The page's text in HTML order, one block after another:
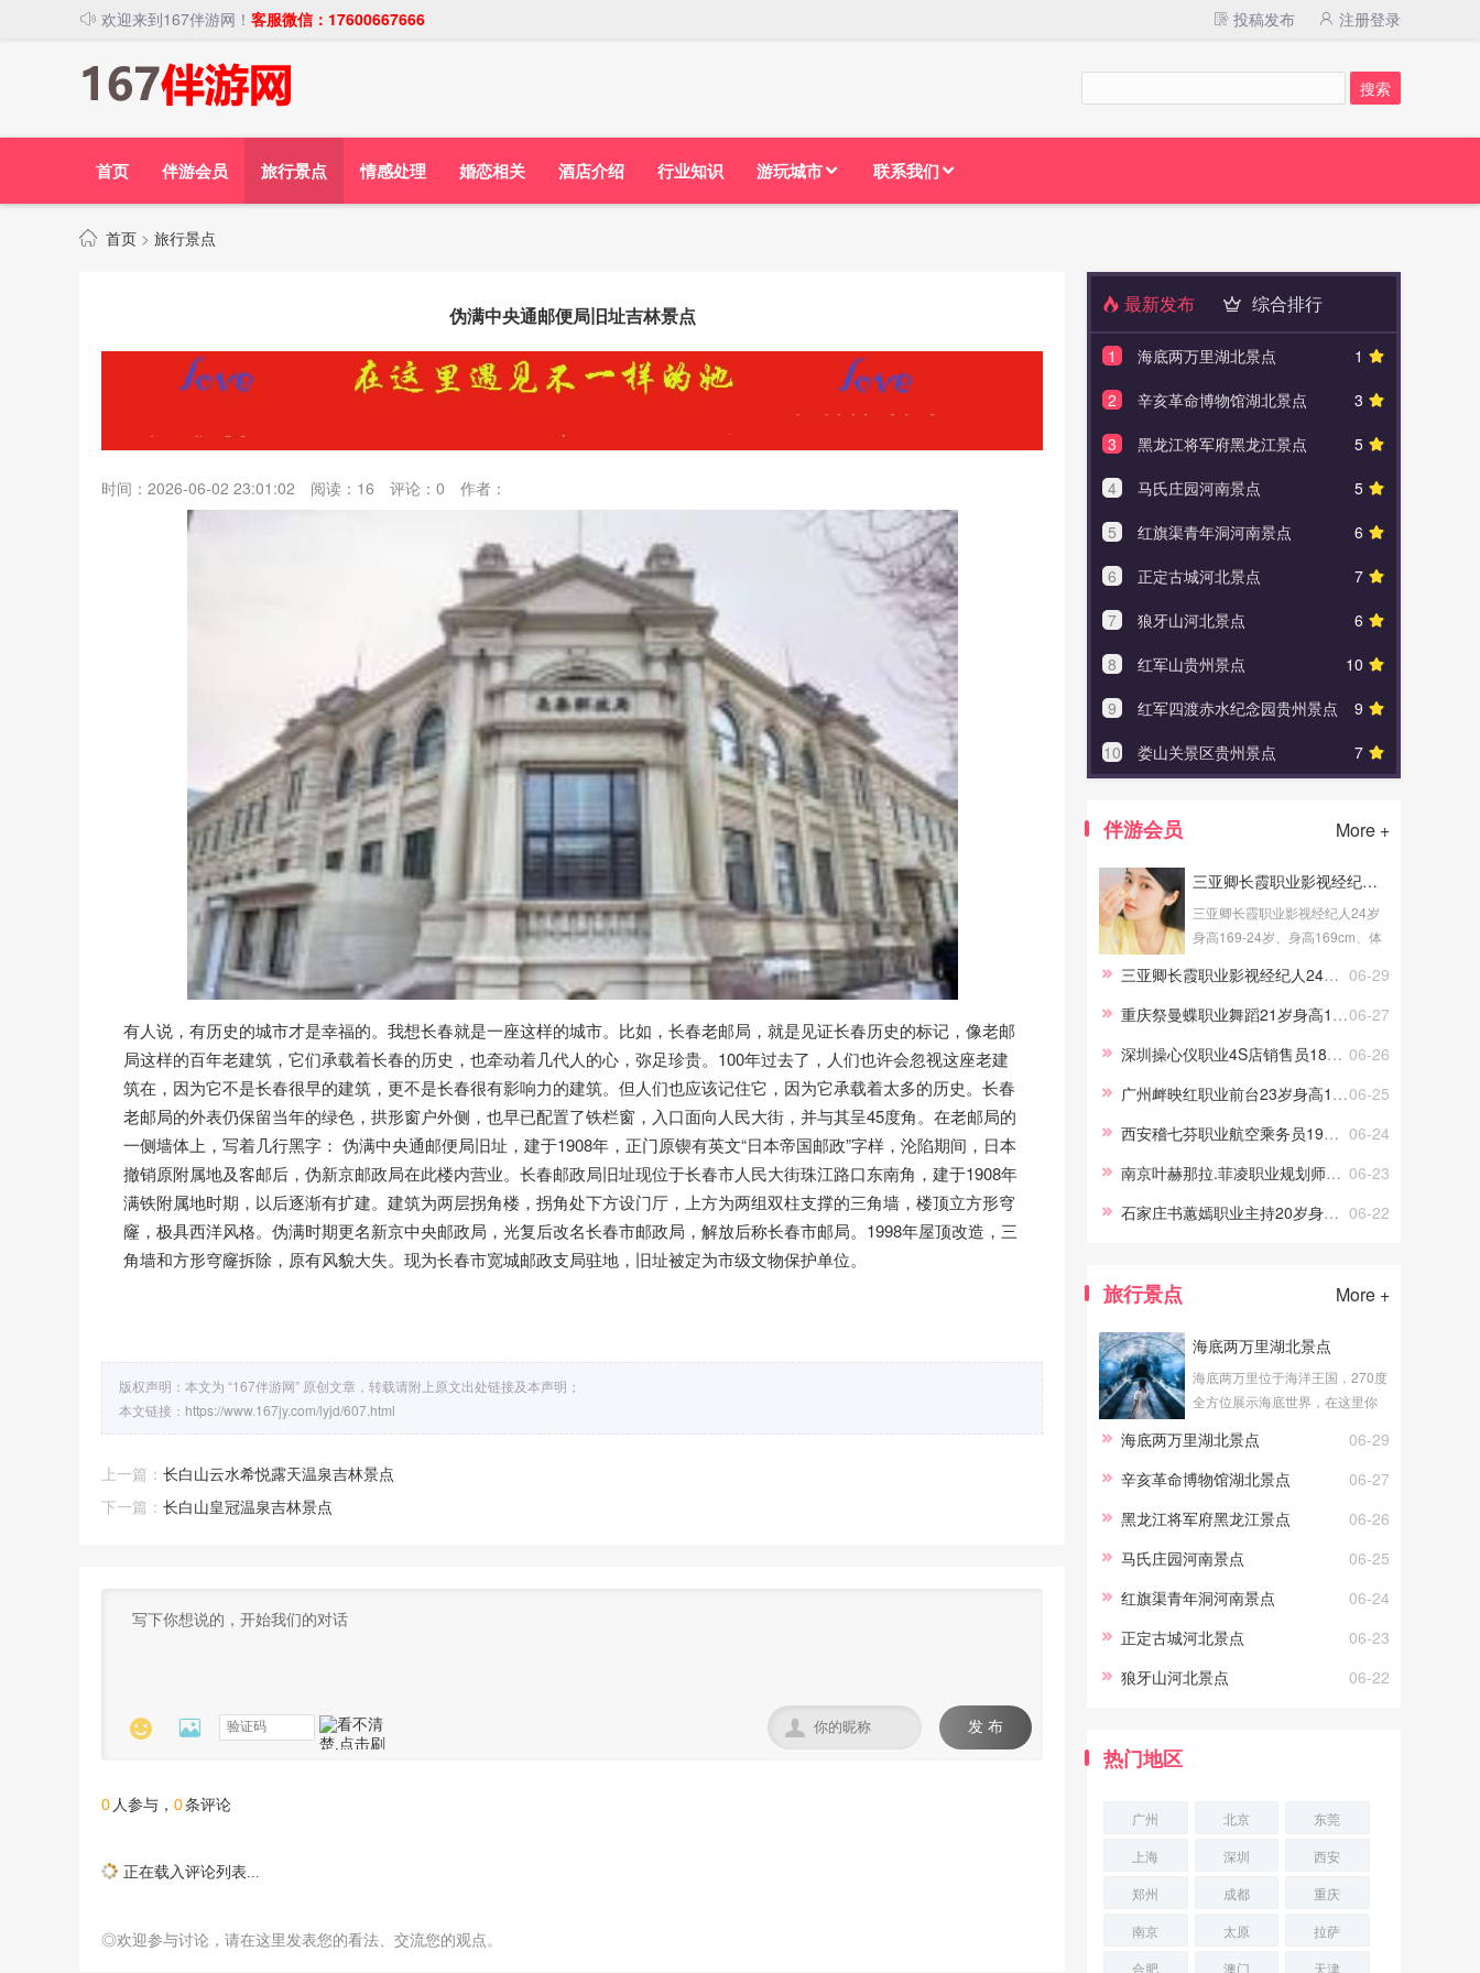
欢迎来到167伴游网！ 客服微信：17600667666 投稿发布 注册登录
首页 伴游会员 旅行景点 情感处理 婚恋相关 酒店介绍 行业知识 游玩城市 联系我们
首页 > 旅行景点
伪满中央通邮便局旧址吉林景点
时间：2026-06-02 23:01:02 阅读： 16 评论： 0 作者：
有人说，有历史的城市才是幸福的。我想长春就是一座这样的城市。比如，长春老邮局，就是见证长春历史的标记，像老邮
局这样的百年老建筑，它们承载着长春的历史，也牵动着几代人的心，弥足珍贵。100年过去了，人们也许会忽视这座老建
筑在，因为它不是长春很早的建筑，更不是长春很有影响力的建筑。但人们也应该记住它，因为它承载着太多的历史。长春
老邮局的外表仍保留当年的绿色，拱形窗户外侧，也早已配置了铁栏窗，入口面向人民大街，并与其呈45度角。在老邮局的
一侧墙体上，写着几行黑字： 伪满中央通邮便局旧址，建于1908年，正门原锲有英文“日本帝国邮政”字样，沦陷期间，日本
撤销原附属地及客邮后，伪新京邮政局在此楼内营业。长春邮政局旧址现位于长春市人民大街珠江路口东南角，建于1908年
满铁附属地时期，以后逐渐有扩建。建筑为两层拐角楼，拐角处下方设门厅，上方为两组双柱支撑的三角墙，楼顶立方形穹
窿，极具西洋风格。伪满时期更名新京中央邮政局，光复后改名长春市邮政局，解放后称长春市邮局。1998年屋顶改造，三
角墙和方形穹窿拆除，原有风貌大失。现为长春市宽城邮政支局驻地，旧址被定为市级文物保护单位。
版权声明：本文为 “167伴游网” 原创文章，转载请附上原文出处链接及本声明；
本文链接： https://www.167jy.com/lyjd/607.html
上一篇： 长白山云水希悦露天温泉吉林景点
下一篇： 长白山皇冠温泉吉林景点
  发 布

0 人参与， 0条评论
正在载入评论列表...
◎欢迎参与讨论，请在这里发表您的看法、交流您的观点。
最新发布 综合排行
1
1
海底两万里湖北景点
3
2
辛亥革命博物馆湖北景点
5
3
黑龙江将军府黑龙江景点
5
4
马氏庄园河南景点
6
5
红旗渠青年洞河南景点
7
6
正定古城河北景点
6
7
狼牙山河北景点
10
8
红军山贵州景点
9
9
红军四渡赤水纪念园贵州景点
7
10 娄山关景区贵州景点
伴游会员 More +
三亚卿长霞职业影视经纪人24岁身高169
三亚卿长霞职业影视经纪人24岁
身高169-24岁、身高169cm、体
经纪人、健身教练，提供三亚伴
游交友，我的职场路上做过礼
贵的工作经历，让伴游服务更顺
06-29
三亚卿长霞职业影视经纪人24岁身高169
06-27
重庆祭曼蝶职业舞蹈21岁身高170
06-26
深圳操心仪职业4S店销售员18岁身高158.5
06-25
广州衅映红职业前台23岁身高165.5
06-24
西安稽七芬职业航空乘务员19岁身高161
06-23
南京叶赫那拉.菲凌职业规划师22岁身高172
06-22
石家庄书蕙嫣职业主持20岁身高163.5
旅行景点 More +
海底两万里湖北景点
海底两万里位于海洋王国，270度
全方位展示海底世界，在这里你
觉。透明的玻璃外是湛蓝的海
水，近万尾海洋生物在你身边游
笑，
06-29
海底两万里湖北景点
06-27
辛亥革命博物馆湖北景点
06-26
黑龙江将军府黑龙江景点
06-25
马氏庄园河南景点
06-24
红旗渠青年洞河南景点
06-23
正定古城河北景点
06-22
狼牙山河北景点
热门地区
广州 北京
东莞
上海
深圳
西安
郑州
成都
重庆
南京
太原
拉萨
合肥
澳门 天津